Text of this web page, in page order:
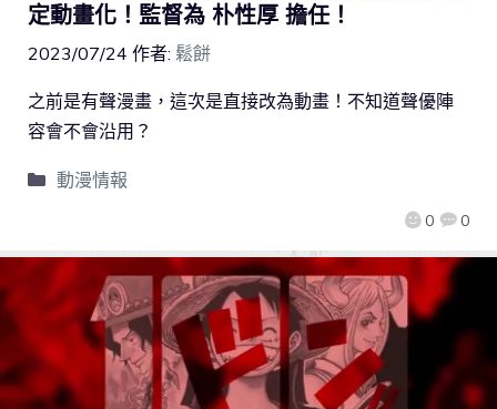
定動畫化！監督為 朴性厚 擔任！
2023/07/24 作者: 鬆餅
0 0
之前是有聲漫畫，這次是直接改為動畫！不知道聲優陣
容會不會沿用？
動漫情報